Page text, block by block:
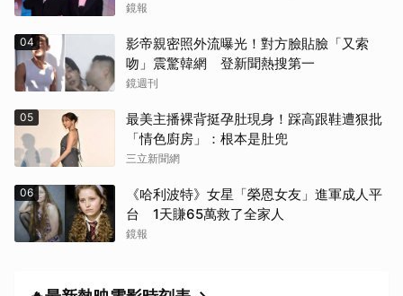
其他（歡迎貼文分享）
鏡報
04
影帝親密照外流曝光！對方臉貼臉「又索
吻」震驚韓網 登新聞熱搜第一
鏡週刊
05
最美主播裸背挺孕肚現身！踩高跟鞋遭狠批
「情色廚房」：根本是肚兜
三立新聞網
06
《哈利波特》女星「榮恩女友」進軍成人平
台 1天賺65萬救了全家人
鏡報